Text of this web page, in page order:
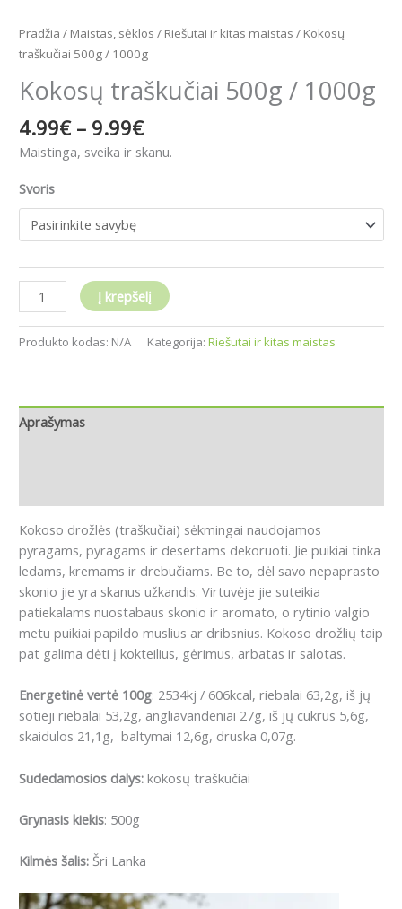
Pradžia / Maistas, sėklos / Riešutai ir kitas maistas / Kokosų
traškučiai 500g / 1000g
Kokosų traškučiai 500g / 1000g
4.99€ – 9.99€
Maistinga, sveika ir skanu.
Svoris
Į krepšelį
Produkto kodas: N/A Kategorija: Riešutai ir kitas maistas
Aprašymas
Kokoso drožlės (traškučiai) sėkmingai naudojamos
pyragams, pyragams ir desertams dekoruoti. Jie puikiai tinka
ledams, kremams ir drebučiams. Be to, dėl savo nepaprasto
skonio jie yra skanus užkandis. Virtuvėje jie suteikia
patiekalams nuostabaus skonio ir aromato, o rytinio valgio
metu puikiai papildo muslius ar dribsnius. Kokoso drožlių taip
pat galima dėti į kokteilius, gėrimus, arbatas ir salotas.
Energetinė vertė 100g: 2534kj / 606kcal, riebalai 63,2g, iš jų
sotieji riebalai 53,2g, angliavandeniai 27g, iš jų cukrus 5,6g,
skaidulos 21,1g, baltymai 12,6g, druska 0,07g.
Sudedamosios dalys: kokosų traškučiai
Grynasis kiekis: 500g
Kilmės šalis: Šri Lanka